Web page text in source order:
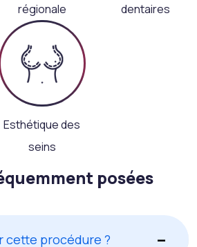
régionale
dentaires
Esthétique des
seins
posées
cette procédure ?